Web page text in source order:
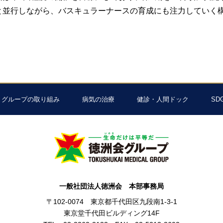
並行しながら、バスキュラーナースの育成にも注力していく
グループの取り組み 病気の治療 健診・人間ドック
一般社団法人徳洲会 本部事務局
〒102-0074 東京都千代田区九段南1-3-1
東京堂千代田ビルディング14F